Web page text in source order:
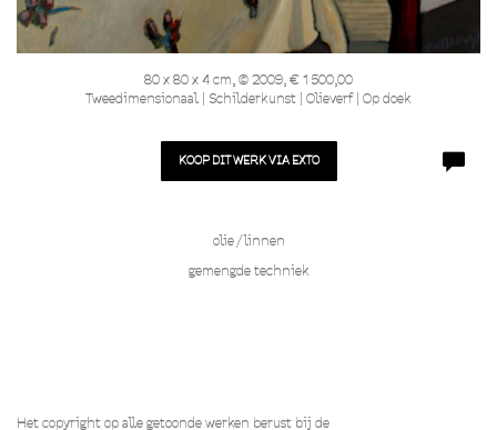
80 x 80 x 4 cm, © 2009, € 1 500,00
Tweedimensionaal | Schilderkunst | Olieverf | Op doek
KOOP DIT WERK VIA EXTO
olie / linnen
gemengde techniek
Het copyright op alle getoonde werken berust bij de